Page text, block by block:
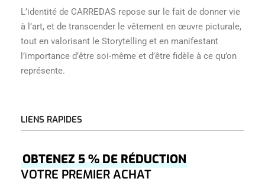
L’identité de CARREDAS repose sur le fait de donner vie
à l’art, et de transcender le vêtement en œuvre picturale,
tout en valorisant le Storytelling et en manifestant
l’importance d’être soi-même et d’être fidèle à ce qu’on
représente.
LIENS RAPIDES
Accueil
Â Propos
OBTENEZ 5 % DE RÉDUCTION
VOTRE PREMIER ACHAT